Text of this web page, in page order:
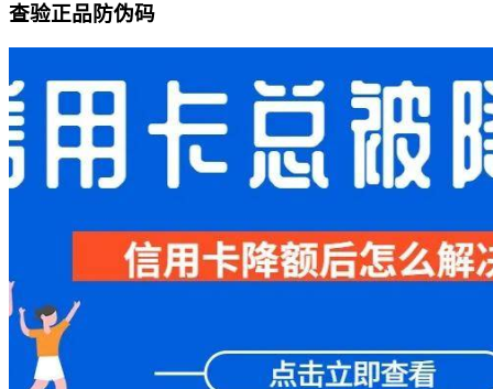
查验正品防伪码